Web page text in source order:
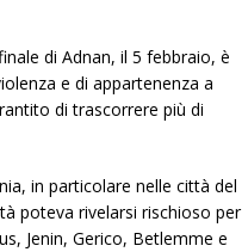
di Adnan, il 5 febbraio, è
e di appartenenza a
di trascorrere più di
in particolare nelle città del
poteva rivelarsi rischioso per
Jenin, Gerico, Betlemme e